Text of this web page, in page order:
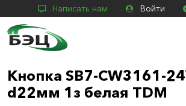
Написать нам Войти
Кнопка SB7-CW3161-
d22мм 1з белая TDM